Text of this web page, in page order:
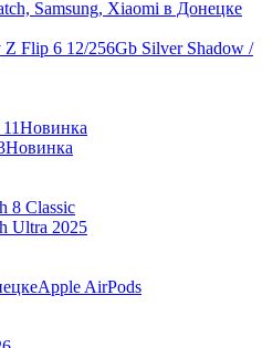
Новинка
Новинка
8 Classic
Ultra 2025
Apple AirPods